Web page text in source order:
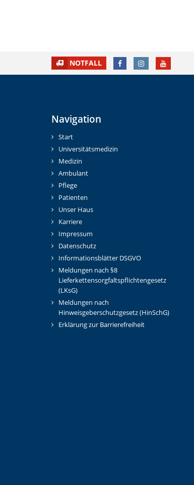
NOTFALL FACEBOOKINSTAGRAMYOUTUBE
Navigation
Start
Universitätsmedizin
Medizin
Ambulant
Pflege
Patienten
Unser Haus
Karriere
Impressum
Datenschutz
Informationsblätter DSGVO
Meldungen nach §8
Lieferkettensorgfaltspflichtengesetz
(LKsG)
Meldungen nach
Hinweisgeberschutzgesetz (HinSchG)
Erklärung zur Barrierefreiheit